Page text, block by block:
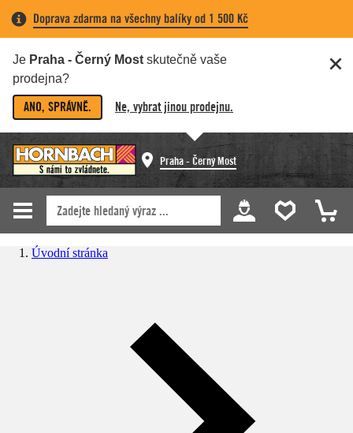
Doprava zdarma na všechny balíky od 1 500 Kč
Je Praha - Černý Most skutečně vaše
prodejna?
ANO, SPRÁVNĚ. Ne, vybrat jinou prodejnu.
Praha - Černý Most
Úvodní stránka